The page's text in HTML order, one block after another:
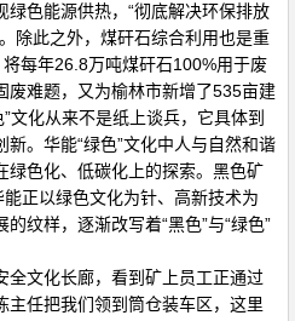
色能源供热，“彻底解决环保排放
除此之外，煤矸石综合利用也是重
每年26.8万吨煤矸石100%用于废
废难题，又为榆林市新增了535亩建
文化从来不是纸上谈兵，它具体到
。华能“绿色”文化中人与自然和谐
绿色化、低碳化上的探索。黑色矿
正以绿色文化为针、高新技术为
纹样，逐渐改写着“黑色”与“绿色”
全文化长廊，看到矿上员工正通过
主任把我们领到筒仓装车区，这里